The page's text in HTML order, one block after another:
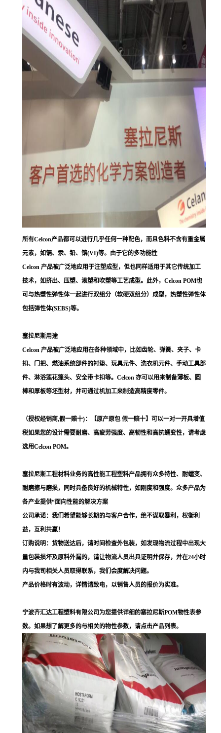
所有Celcon产品都可以进行几乎任何一种配色，而且色料不含有重金属
元素，如镉、汞、铅、铬(VI)等。由于它的多功能性
Celcon 产品被广泛地应用于注塑成型，但也同样适用于其它传统加工
技术，如挤出、压塑、滚塑和吹塑等工艺成型。此外，Celcon POM也
可与热塑性弹性体一起进行双组分（软硬双组分）成型，热塑性弹性体
包括弹性体(SEBS)等。
塞拉尼斯用途
Celcon 产品被广泛地应用在各种领域中，比如齿轮、弹簧、夹子、卡
扣、门把、燃油系统部件的衬垫、玩具元件、洗衣机元件、手动工具部
件、淋浴莲花篷头、安全带卡扣等。Celcon 亦可以用来制备薄板、圆
棒和厚板等坯型材，并可通过机加工来制造高精度零件。
（授权经销商,假一赔十)：【原产原包 假一赔十】可以一对一开具增值
税如果您的设计需要耐磨、高疲劳强度、高韧性和高抗蠕变性，请考虑
选用Celcon POM。
塞拉尼斯工程材料业务的高性能工程塑料产品拥有众多特性、耐蠕变、
耐磨擦与磨损，同时具备良好的机械特性，如刚度和强度。众多产品为
各产业提供“面向性能的解决方案
公司承诺：我们希望能够长期的与客户合作，绝不谋取暴利，权衡利
益，互利共赢！
订购说明：货物送达后，请时间检查外包装，如发现物流过程中出现大
量包装损坏及原料外漏的，请让物流人员出具证明并保存，并在24小时
内与我司相关人员取得联系，我们会度解决问题。
产品价格时有波动，详情请致电，以销售人员的报价为实准。
宁波齐汇达工程塑料有限公司为您提供详细的塞拉尼斯POM物性表参
数。如果想了解更多的与相关的物性参数，请点击产品列表。